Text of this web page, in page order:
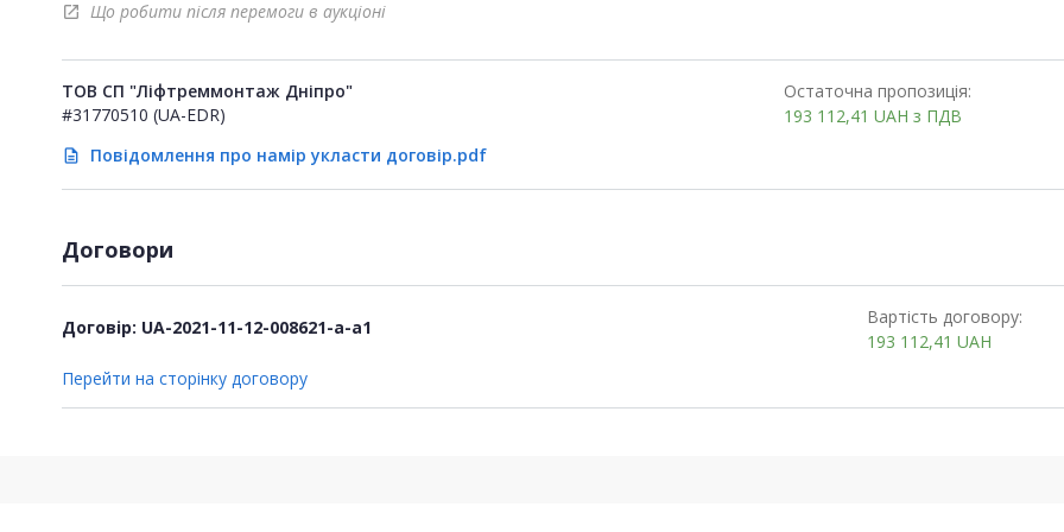
open_in_new Що робити після перемоги в аукціоні
ТОВ СП "Ліфтреммонтаж Дніпро"
#31770510 (UA-EDR)
description Повідомлення про намір укласти договір.pdf
Остаточна пропозиція:
193 112,41 UAH з ПДВ
Договори
Договір: UA-2021-11-12-008621-a-a1
Вартість договору:
193 112,41 UAH
Перейти на сторінку договору